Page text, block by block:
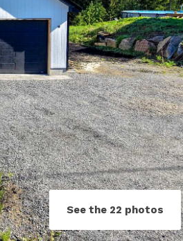
See the 22 photos